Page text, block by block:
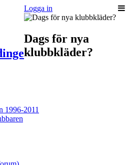
Logga in
1996-2011
Dags för nya
klubbkläder?